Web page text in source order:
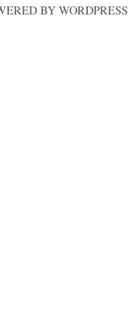
BY WORDPRESS